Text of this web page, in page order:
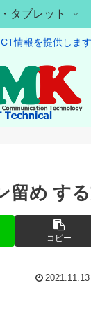
情報を提供します
タブレット
留め す
コピー
2021.11.13